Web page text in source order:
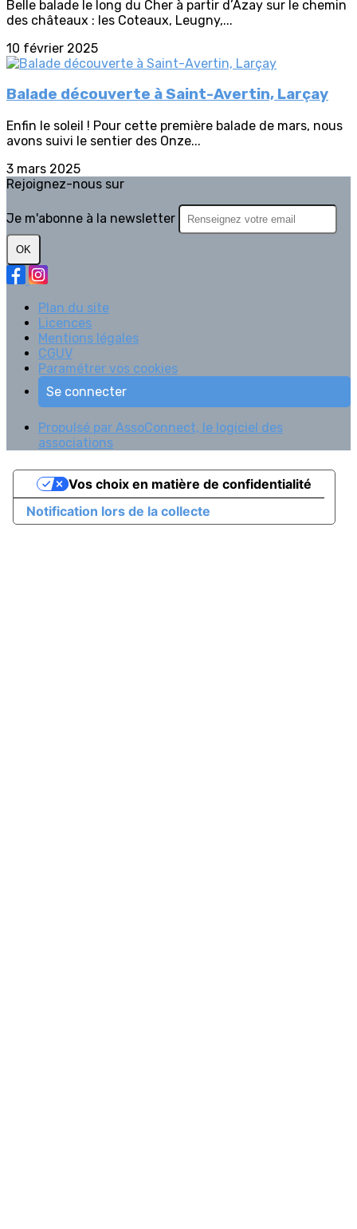
Belle balade le long du Cher à partir d’Azay sur le chemin
des châteaux : les Coteaux, Leugny,...
10 février 2025
Balade découverte à Saint-Avertin, Larçay
Enfin le soleil ! Pour cette première balade de mars, nous
avons suivi le sentier des Onze...
3 mars 2025
Rejoignez-nous sur
Je m'abonne à la newsletter
OK
Plan du site
Licences
Mentions légales
CGUV
Paramétrer vos cookies
Se connecter
Propulsé par AssoConnect, le logiciel des
associations
Notification lors de la collecte
Vos choix en matière de confidentialité